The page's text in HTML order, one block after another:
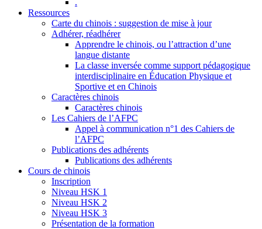
.
Ressources
Carte du chinois : suggestion de mise à jour
Adhérer, réadhérer
Apprendre le chinois, ou l’attraction d’une
langue distante
La classe inversée comme support pédagogique
interdisciplinaire en Éducation Physique et
Sportive et en Chinois
Caractères chinois
Caractères chinois
Les Cahiers de l’AFPC
Appel à communication n°1 des Cahiers de
l’AFPC
Publications des adhérents
Publications des adhérents
Cours de chinois
Inscription
Niveau HSK 1
Niveau HSK 2
Niveau HSK 3
Présentation de la formation